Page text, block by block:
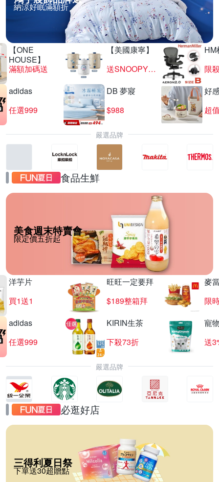
納涼好眠滿額折
【ONE
HOUSE】
滿額加碼送
【美國康寧】
送SNOOPY匙筷組
HM
限
adidas
任選999
DB 夢寢
$988
好
超
嚴選品牌
食品生鮮
美食週末特賣會
限定價五折起
洋芋片
買1送1
旺旺一定要拜
$189整箱拜
麥
限
adidas
任選999
KIRIN生茶
下殺73折
寵
送
嚴選品牌
必逛好店
三得利夏日祭
下單送30超贈點